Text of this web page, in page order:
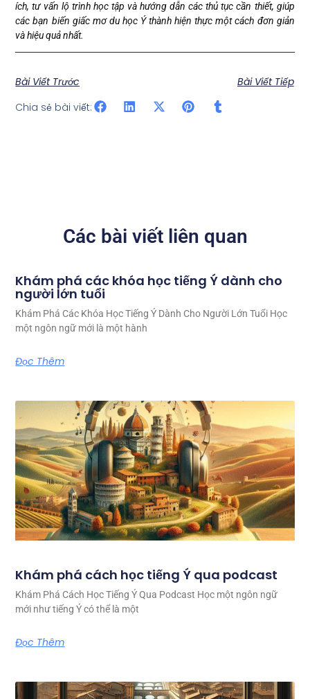
ích, tư vấn lộ trình học tập và hướng dẫn các thủ tục cần thiết, giúp
các bạn biến giấc mơ du học Ý thành hiện thực một cách đơn giản
và hiệu quả nhất.
Bài Viết Trước
Bài Viết Tiếp
Chia sẻ bài viết:
Các bài viết liên quan
Khám phá các khóa học tiếng Ý dành cho
người lớn tuổi
Khám Phá Các Khóa Học Tiếng Ý Dành Cho Người Lớn Tuổi Học
một ngôn ngữ mới là một hành
Đọc Thêm
Khám phá cách học tiếng Ý qua podcast
Khám Phá Cách Học Tiếng Ý Qua Podcast Học một ngôn ngữ
mới như tiếng Ý có thể là một
Đọc Thêm